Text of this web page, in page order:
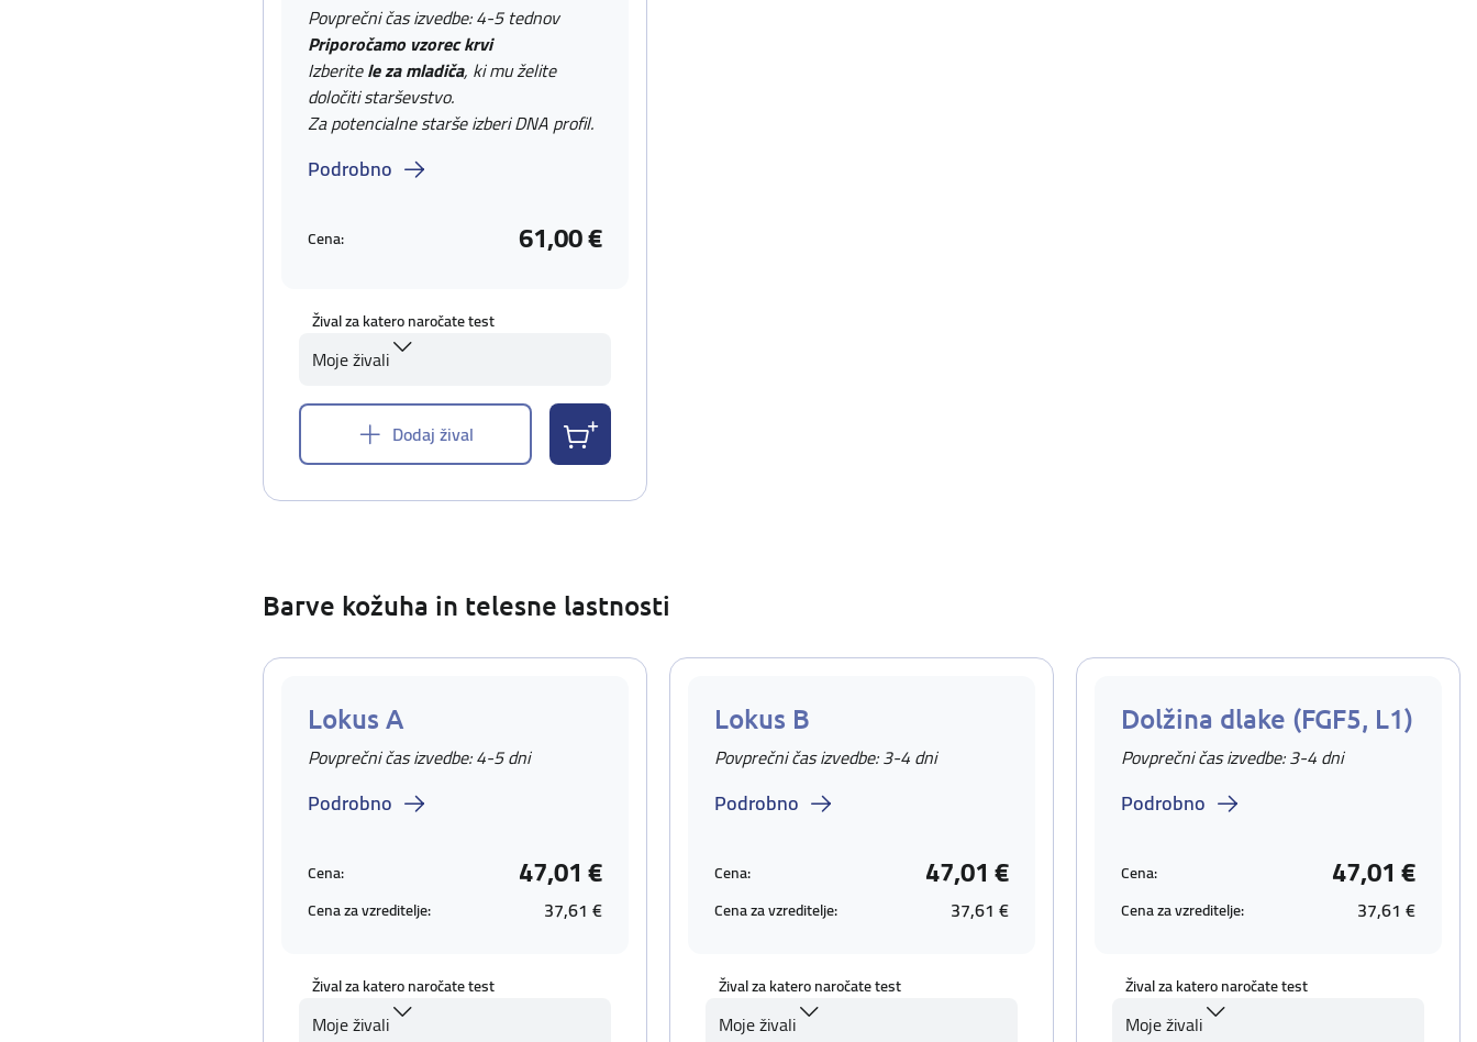
Povprečni čas izvedbe: 4-5 tednov
Priporočamo vzorec krvi
Izberitele za mladiča, ki mu želite
določiti starševstvo.
Za potencialne starše izberi DNA profil.
Podrobno
Cena: 61,00 €
Žival za katero naročate test
Moje živali
Dodaj žival
Barve kožuha in telesne lastnosti
Lokus A
Povprečni čas izvedbe: 4-5 dni
Podrobno
Cena: 47,01 €
Cena za vzreditelje: 37,61 €
Žival za katero naročate test
Moje živali
Lokus B
Povprečni čas izvedbe: 3-4 dni
Podrobno
Cena: 47,01 €
Cena za vzreditelje: 37,61 €
Žival za katero naročate test
Moje živali
Dolžina dlake (FGF5, L1)
Povprečni čas izvedbe: 3-4 dni
Podrobno
Cena: 47,01 €
Cena za vzreditelje: 37,61 €
Žival za katero naročate test
Moje živali